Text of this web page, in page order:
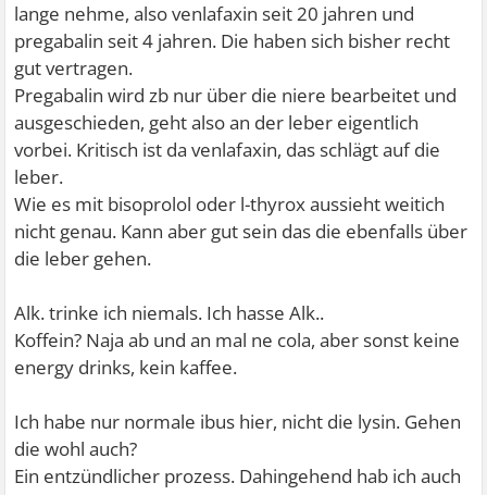
lange nehme, also venlafaxin seit 20 jahren und
pregabalin seit 4 jahren. Die haben sich bisher recht
gut vertragen.
Pregabalin wird zb nur über die niere bearbeitet und
ausgeschieden, geht also an der leber eigentlich
vorbei. Kritisch ist da venlafaxin, das schlägt auf die
leber.
Wie es mit bisoprolol oder l-thyrox aussieht weitich
nicht genau. Kann aber gut sein das die ebenfalls über
die leber gehen.
Alk. trinke ich niemals. Ich hasse Alk..
Koffein? Naja ab und an mal ne cola, aber sonst keine
energy drinks, kein kaffee.
Ich habe nur normale ibus hier, nicht die lysin. Gehen
die wohl auch?
Ein entzündlicher prozess. Dahingehend hab ich auch